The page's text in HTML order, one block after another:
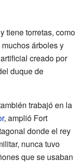
tiene torretas, como
árboles y
creado por
duque de
trabajó en la
, amplió Fort
donde el rey
nunca tuvo
que se usaban